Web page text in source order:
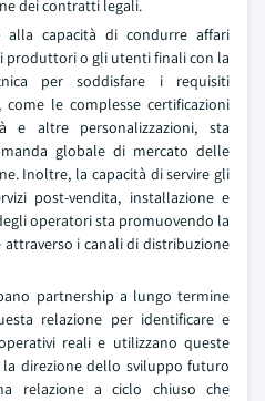
dei contratti legali.
alla capacità di condurre affari
o gli utenti finali con la
per soddisfare i requisiti
le complesse certificazioni
e altre personalizzazioni, sta
globale di mercato delle
Inoltre, la capacità di servire gli
post-vendita, installazione e
operatori sta promuovendo la
i canali di distribuzione
partnership a lungo termine
relazione per identificare e
reali e utilizzano queste
direzione dello sviluppo futuro
relazione a ciclo chiuso che